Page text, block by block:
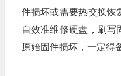
件损坏或需要热交换恢
自效准维修硬盘，刷
原始固件损坏，一定得